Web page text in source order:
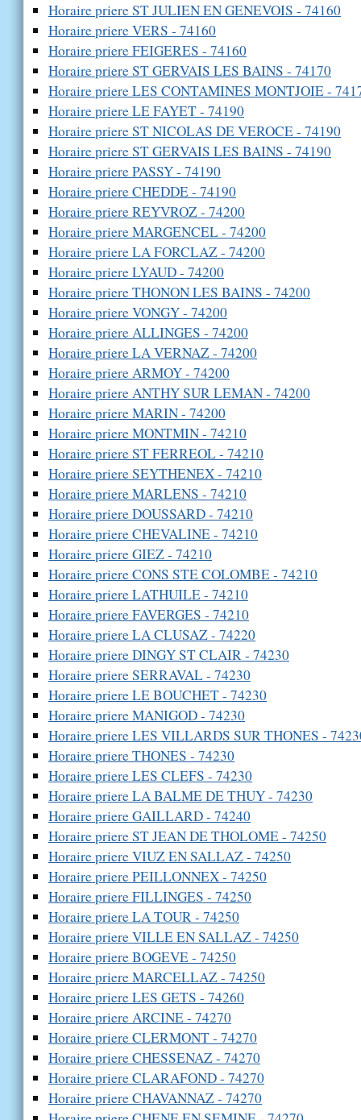
Horaire priere ST JULIEN EN GENEVOIS - 74160
Horaire priere VERS - 74160
Horaire priere FEIGERES - 74160
Horaire priere ST GERVAIS LES BAINS - 74170
Horaire priere LES CONTAMINES MONTJOIE -
Horaire priere LE FAYET - 74190
Horaire priere ST NICOLAS DE VEROCE - 74190
Horaire priere ST GERVAIS LES BAINS - 74190
Horaire priere PASSY - 74190
Horaire priere CHEDDE - 74190
Horaire priere REYVROZ - 74200
Horaire priere MARGENCEL - 74200
Horaire priere LA FORCLAZ - 74200
Horaire priere LYAUD - 74200
Horaire priere THONON LES BAINS - 74200
Horaire priere VONGY - 74200
Horaire priere ALLINGES - 74200
Horaire priere LA VERNAZ - 74200
Horaire priere ARMOY - 74200
Horaire priere ANTHY SUR LEMAN - 74200
Horaire priere MARIN - 74200
Horaire priere MONTMIN - 74210
Horaire priere ST FERREOL - 74210
Horaire priere SEYTHENEX - 74210
Horaire priere MARLENS - 74210
Horaire priere DOUSSARD - 74210
Horaire priere CHEVALINE - 74210
Horaire priere GIEZ - 74210
Horaire priere CONS STE COLOMBE - 74210
Horaire priere LATHUILE - 74210
Horaire priere FAVERGES - 74210
Horaire priere LA CLUSAZ - 74220
Horaire priere DINGY ST CLAIR - 74230
Horaire priere SERRAVAL - 74230
Horaire priere LE BOUCHET - 74230
Horaire priere MANIGOD - 74230
Horaire priere LES VILLARDS SUR THONES -
Horaire priere THONES - 74230
Horaire priere LES CLEFS - 74230
Horaire priere LA BALME DE THUY - 74230
Horaire priere GAILLARD - 74240
Horaire priere ST JEAN DE THOLOME - 74250
Horaire priere VIUZ EN SALLAZ - 74250
Horaire priere PEILLONNEX - 74250
Horaire priere FILLINGES - 74250
Horaire priere LA TOUR - 74250
Horaire priere VILLE EN SALLAZ - 74250
Horaire priere BOGEVE - 74250
Horaire priere MARCELLAZ - 74250
Horaire priere LES GETS - 74260
Horaire priere ARCINE - 74270
Horaire priere CLERMONT - 74270
Horaire priere CHESSENAZ - 74270
Horaire priere CLARAFOND - 74270
Horaire priere CHAVANNAZ - 74270